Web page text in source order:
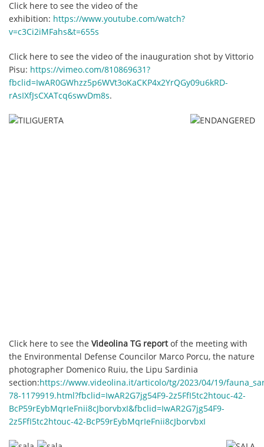
Click here to see the video of the
exhibition: https://www.youtube.com/watch?
v=c3Ci2iMFahs&t=655s
Click here to see the video of the inauguration shot by Vittorio
Pisu: https://vimeo.com/810869631?
fbclid=IwAR0GWhzz5p6WVt3oKaCKP4x2YrQGy09u6kRD-
rAsIXfJsCXATcq6swvDm8s.
Click here to see the Videolina TG reportof the meeting with
the Environmental Defense Councilor Marco Porcu, the nature
photographer Domenico Ruiu, the Lipu Sardinia
section:https://www.videolina.it/articolo/tg/2023/04/19/
78-1179919.html?fbclid=IwAR2G7jg54F9-2z5FfI5tc2htouc-42-
BcP59rEybMqrIeFnii8cJborvbxI&fbclid=IwAR2G7jg54F9-
2z5FfI5tc2htouc-42-BcP59rEybMqrIeFnii8cJborvbxI